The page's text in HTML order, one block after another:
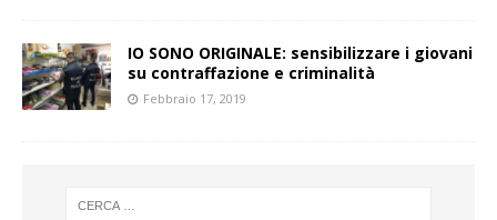
IO SONO ORIGINALE: sensibilizzare i giovani
su contraffazione e criminalità
Febbraio 17, 2019